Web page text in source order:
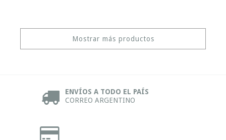
Mostrar más productos
ENVÍOS A TODO EL PAÍS
CORREO ARGENTINO